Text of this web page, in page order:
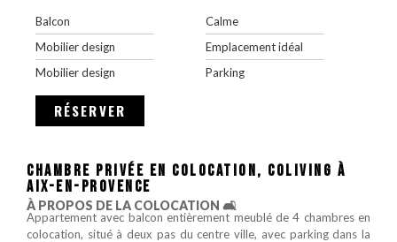
Balcon
Mobilier design
Mobilier design
Calme
Emplacement idéal
Parking
RÉSERVER
CHAMBRE PRIVÉE EN COLOCATION, COLIVING À
AIX-EN-PROVENCE
À PROPOS DE LA COLOCATION 🛋️
Appartement avec balcon entièrement meublé de 4 chambres en
colocation, situé à deux pas du centre ville, avec parking dans la